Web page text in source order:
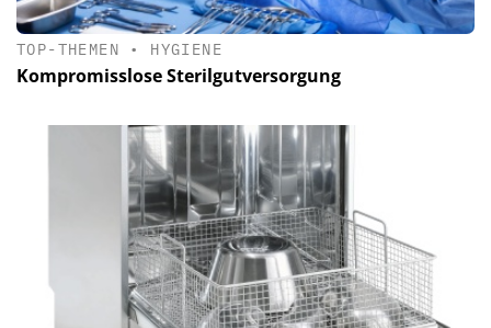
TOP-THEMEN • HYGIENE
Kompromisslose Sterilgutversorgung